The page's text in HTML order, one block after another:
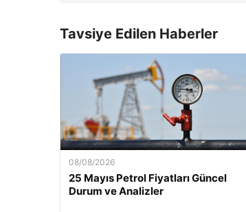
Tavsiye Edilen Haberler
08/08/2026
25 Mayıs Petrol Fiyatları Güncel
Durum ve Analizler